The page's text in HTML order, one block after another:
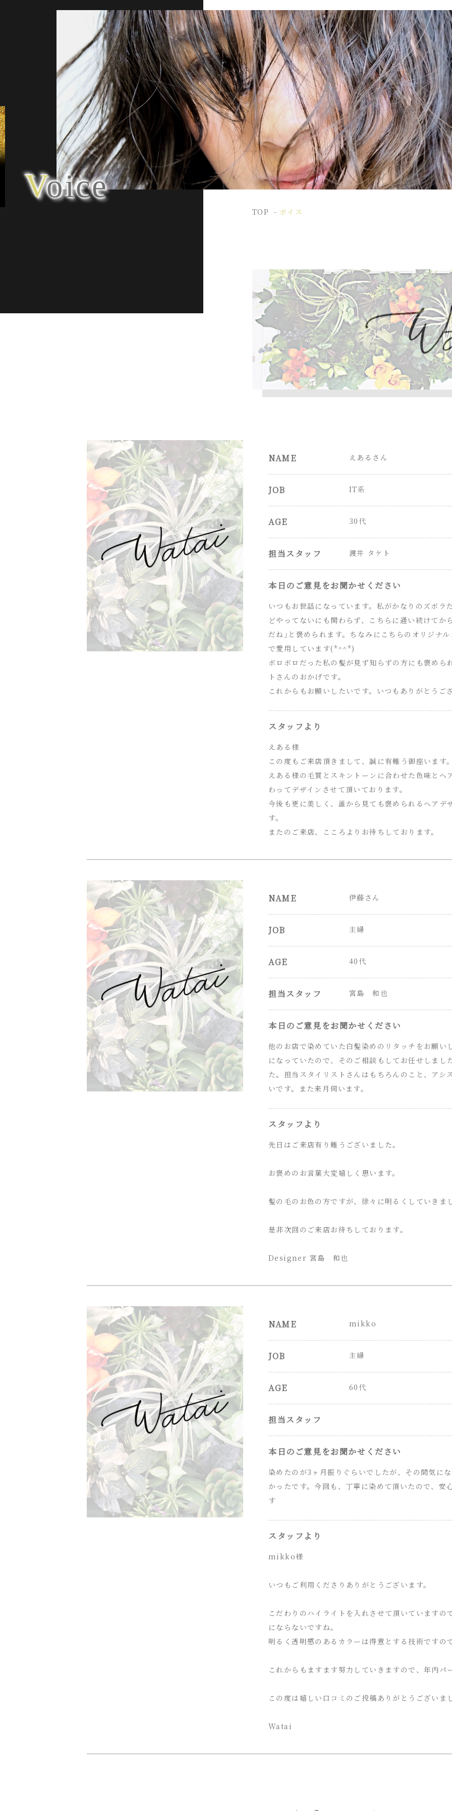
Voice
TOP ボイス
NAME えあるさん
JOB IT系
AGE 30代
担当スタッフ 渡井 タケト
本日のご意見をお聞かせください
いつもお世話になっています。私がかなりのズボラ
どやってないにも関わらず、こちらに通い続けて
だね｣と褒められます。ちなみにこちらのオリジナ
で愛用しています(*^^*)
ボロボロだった私の髪が見ず知らずの方にも褒め
トさんのおかげです。
これからもお願いしたいです。いつもありがとう
スタッフより
えある様
この度もご来店頂きまして、誠に有難う御座います
えある様の毛質とスキントーンに合わせた色味と
わってデザインさせて頂いております。
今後も更に美しく、誰から見ても褒められるヘアデ
す。
またのご来店、こころよりお待ちしております。
NAME 伊藤さん
JOB 主婦
AGE 40代
担当スタッフ 宮島 和也
本日のご意見をお聞かせください
他のお店で染めていた白髪染めのリタッチをお願
になっていたので、そのご相談もしてお任せしま
た。担当スタイリストさんはもちろんのこと、アシ
いです。また来月伺います。
スタッフより
先日はご来店有り難うございました。
お褒めのお言葉大変嬉しく思います。
髪の毛のお色の方ですが、徐々に明るくしていきま
是非次回のご来店お待ちしております。
Designer 宮島 和也
NAME mikko
JOB 主婦
AGE 60代
担当スタッフ
本日のご意見をお聞かせください
染めたのが3ヶ月振りぐらいでしたが、その間気に
かったです。今回も、丁寧に染めて頂いたので、安
す
スタッフより
mikko様
いつもご利用くださりありがとうございます。
こだわりのハイライトを入れさせて頂いています
にならないですね。
明るく透明感のあるカラーは得意とする技術ですの
これからもますます努力していきますので、年内
この度は嬉しい口コミのご投稿ありがとうございま
Watai